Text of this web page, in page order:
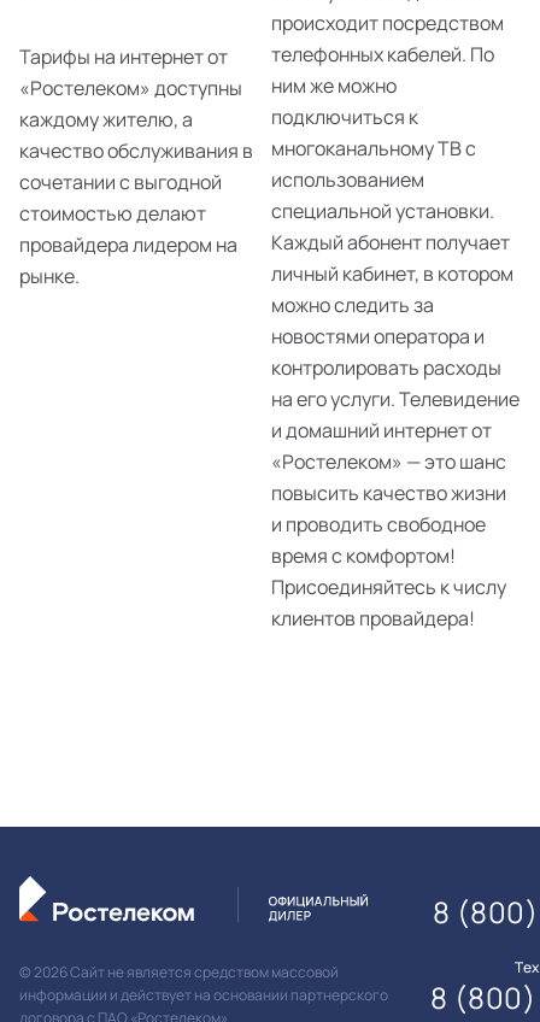
Тарифы на интернет от
«Ростелеком» доступны
каждому жителю, а
качество обслуживания в
сочетании с выгодной
стоимостью делают
провайдера лидером на
рынке.
происходит посредством
телефонных кабелей. По
ним же можно
подключиться к
многоканальному ТВ с
использованием
специальной установки.
Каждый абонент получает
личный кабинет, в котором
можно следить за
новостями оператора и
контролировать расходы
на его услуги. Телевидение
и домашний интернет от
«Ростелеком» — это шанс
повысить качество жизни
и проводить свободное
время с комфортом!
Присоединяйтесь к числу
клиентов провайдера!
© 2026 Сайт не является средством массовой
информации и действует на основании партнерского
договора с ПАО «Ростелеком»
8
8